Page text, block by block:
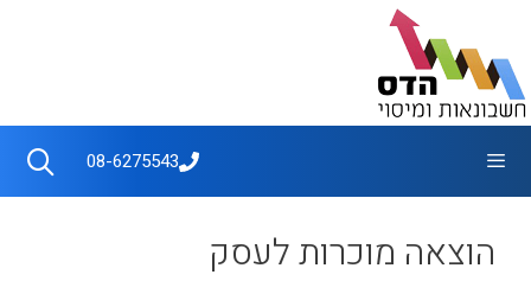
08-6275543
הוצאה מוכרות לעסק